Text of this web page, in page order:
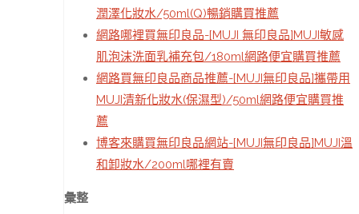
潤澤化妝水/50ml(Q)暢銷購買推薦
網路哪裡買無印良品-[MUJI 無印良品]MUJI敏感
肌泡沫洗面乳補充包/180ml網路便宜購買推薦
網路買無印良品商品推薦-[MUJI無印良品]攜帶用
MUJI清新化妝水(保濕型)/50ml網路便宜購買推
薦
博客來購買無印良品網站-[MUJI無印良品]MUJI溫
和卸妝水/200ml哪裡有賣
彙整